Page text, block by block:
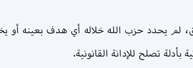
لم يحدد حزب الله خلاله أي هدف بعينه
تصلح للإدانة القانونية.